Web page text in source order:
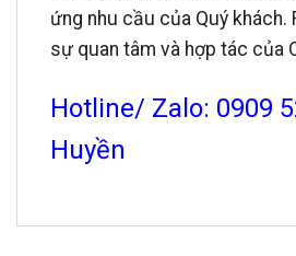
ứng nhu cầu của Quý
sự quan tâm và hợp tác của
Hotline/ Zalo: 0909
Huyền